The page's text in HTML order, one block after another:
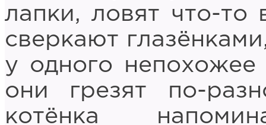
лапки, ловят что-то
сверкают
у одного непохожее
они грезят по-
котёнка